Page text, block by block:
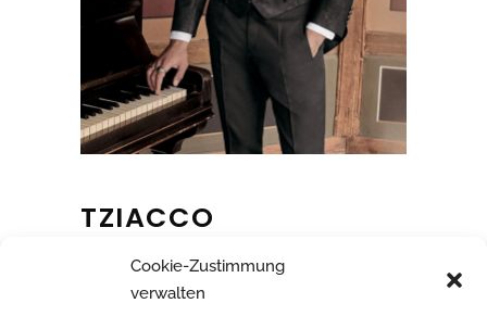
Cookie-Zustimmung
verwalten
TZIACCO